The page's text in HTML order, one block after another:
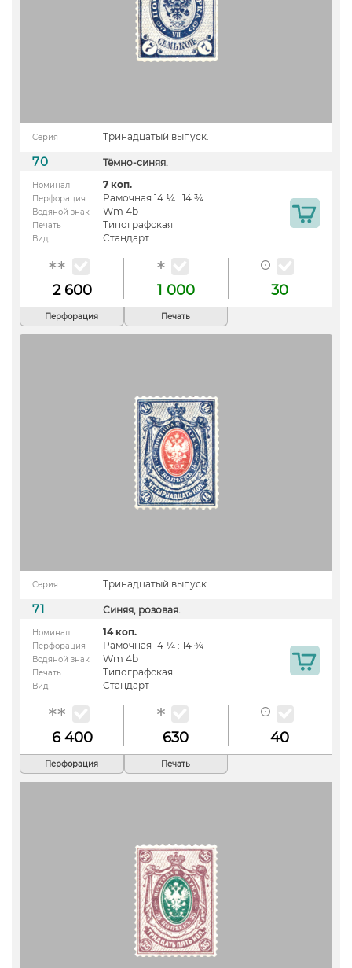
Серия Тринадцатый выпуск.
70 Тёмно-синяя.
Номинал 7 коп.
Перфорация Рамочная 14 ¼ : 14 ¾
Водяной знак Wm 4b
Печать Типографская
Вид Стандарт
2 600 1 000 30
Перфорация Печать
Серия Тринадцатый выпуск.
71 Синяя, розовая.
Номинал 14 коп.
Перфорация Рамочная 14 ¼ : 14 ¾
Водяной знак Wm 4b
Печать Типографская
Вид Стандарт
6 400 630 40
Перфорация Печать